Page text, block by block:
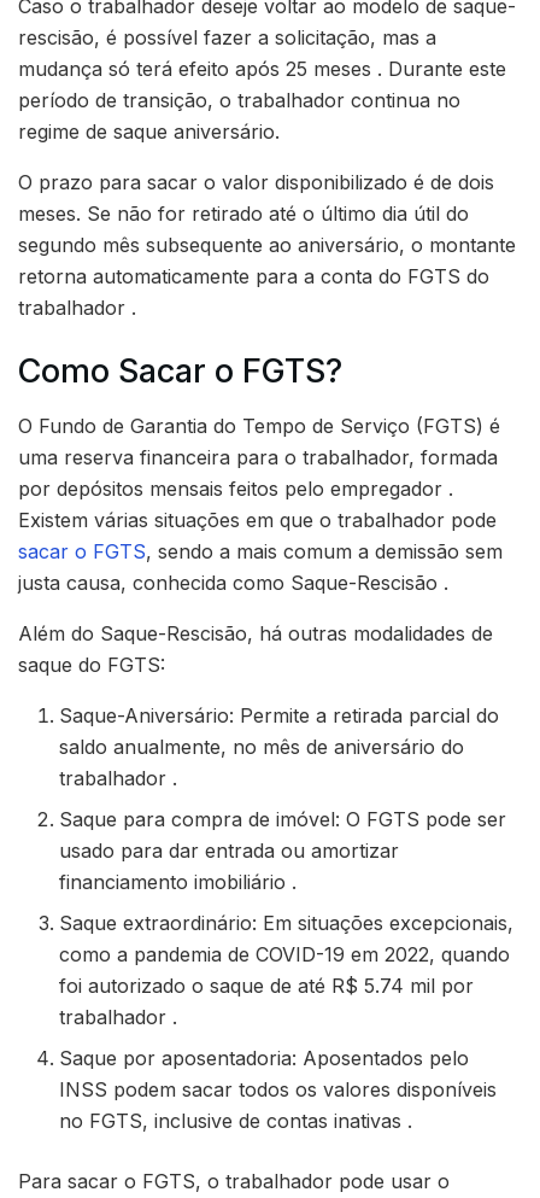
Caso o trabalhador deseje voltar ao modelo de saque-
rescisão, é possível fazer a solicitação, mas a
mudança só terá efeito após 25 meses . Durante este
período de transição, o trabalhador continua no
regime de saque aniversário.
O prazo para sacar o valor disponibilizado é de dois
meses. Se não for retirado até o último dia útil do
segundo mês subsequente ao aniversário, o montante
retorna automaticamente para a conta do FGTS do
trabalhador .
Como Sacar o FGTS?
O Fundo de Garantia do Tempo de Serviço (FGTS) é
uma reserva financeira para o trabalhador, formada
por depósitos mensais feitos pelo empregador .
Existem várias situações em que o trabalhador pode
sacar o FGTS, sendo a mais comum a demissão sem
justa causa, conhecida como Saque-Rescisão .
Além do Saque-Rescisão, há outras modalidades de
saque do FGTS:
Saque-Aniversário: Permite a retirada parcial do
saldo anualmente, no mês de aniversário do
trabalhador .
Saque para compra de imóvel: O FGTS pode ser
usado para dar entrada ou amortizar
financiamento imobiliário .
Saque extraordinário: Em situações excepcionais,
como a pandemia de COVID-19 em 2022, quando
foi autorizado o saque de até R$ 5.74 mil por
trabalhador .
Saque por aposentadoria: Aposentados pelo
INSS podem sacar todos os valores disponíveis
no FGTS, inclusive de contas inativas .
Para sacar o FGTS, o trabalhador pode usar o